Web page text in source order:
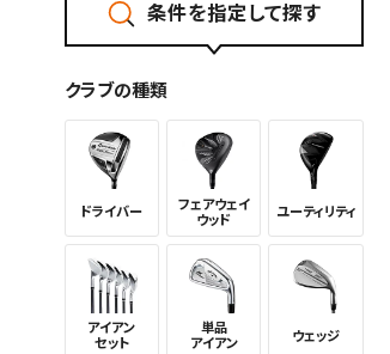
条件を指定して探す
クラブの種類
ドライバー
フェアウェイ
ウッド
ユーティリティ
アイアン
セット
単品
アイアン
ウェッジ